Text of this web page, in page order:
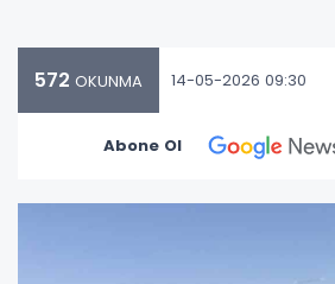
572 OKUNMA 14-05-2026 09:30
Abone Ol